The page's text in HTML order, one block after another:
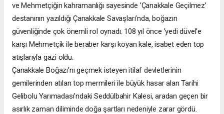
ve Mehmetçiğin kahramanlığı sayesinde ’Çanakkale Geçilmez’
destanının yazıldığı Çanakkale Savaşları’nda, boğazın
güvenliğinde çok önemli rol oynadı. 108 yıl önce ’yedi düvel’e
karşı Mehmetçik ile beraber karşı koyan kale, isabet eden top
atışlarıyla gazi oldu.
Çanakkale Boğazı’nı geçmek isteyen itilaf devletlerinin
gemilerinden atılan top mermileri ile büyük hasar alan Tarihi
Gelibolu Yarımadası’ndaki Seddülbahir Kalesi, aradan geçen bir
asırlık zaman diliminde doğa şartları nedeniyle zarar gördü.